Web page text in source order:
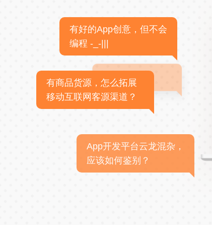
有好的App创意，但不会
编程 -_-|||
有商品货源，怎么拓展
移动互联网客源渠道？
App开发平台云龙混杂，
应该如何鉴别？